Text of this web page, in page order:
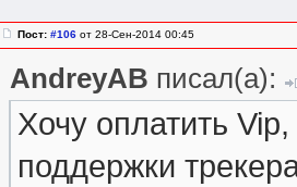
Пост: #106 от 28-Сен-2014 00:45
AndreyAB писал(а):
Хочу оплатить
поддержки